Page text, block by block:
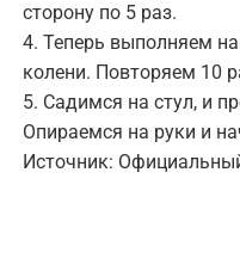
сторону по 5 раз.
4. Теперь выполняем
колени. Повторяем 10
5. Садимся на стул, и
Опираемся на руки и
Источник: